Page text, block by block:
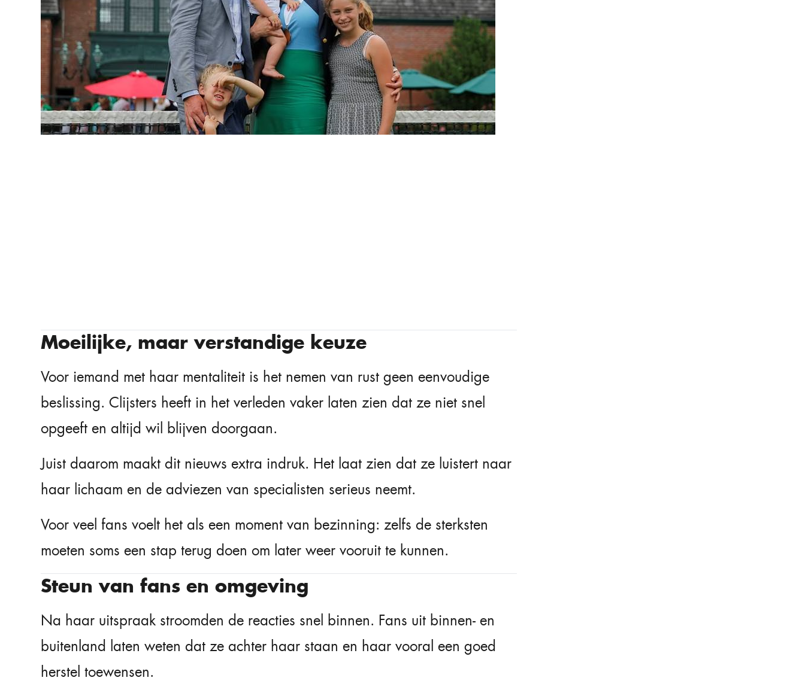
Moeilijke, maar verstandige keuze
Voor iemand met haar mentaliteit is het nemen van rust geen eenvoudige
beslissing. Clijsters heeft in het verleden vaker laten zien dat ze niet snel
opgeeft en altijd wil blijven doorgaan.
Juist daarom maakt dit nieuws extra indruk. Het laat zien dat ze luistert naar
haar lichaam en de adviezen van specialisten serieus neemt.
Voor veel fans voelt het als een moment van bezinning: zelfs de sterksten
moeten soms een stap terug doen om later weer vooruit te kunnen.
Steun van fans en omgeving
Na haar uitspraak stroomden de reacties snel binnen. Fans uit binnen- en
buitenland laten weten dat ze achter haar staan en haar vooral een goed
herstel toewensen.